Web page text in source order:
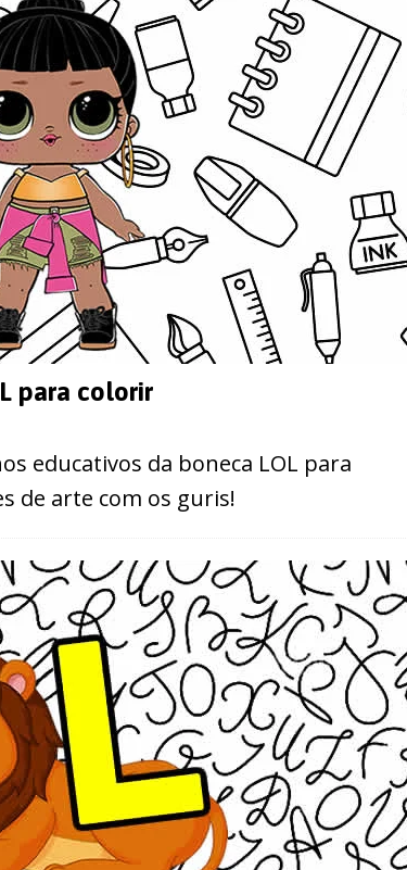
para colorir
educativos da boneca LOL para
de arte com os guris!